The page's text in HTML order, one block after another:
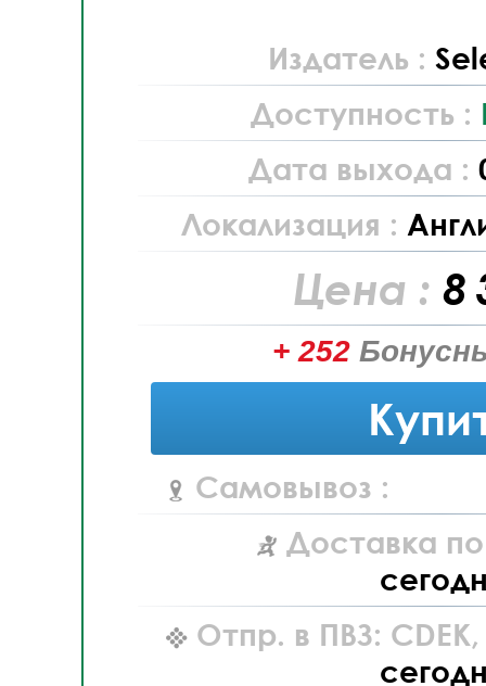
Издатель :
Доступность :
Дата выхода :
Локализация :
Цена : 8
+ 252
Самовывоз :
Доставка
Отпр. в ПВЗ: CDEK,